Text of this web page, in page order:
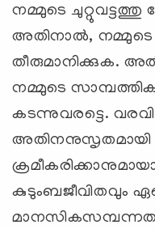
നമ്മുടെ ചുറ്റുവട്ടത്തു
അതിനാല്‍,
തീരുമാനിക്കുക.
നമ്മുടെ
കടന്നുവരട്ടെ.
അതിനനുസൃതമായി
കുടുംബജീവിതവും